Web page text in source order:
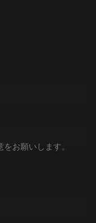
お願いします。